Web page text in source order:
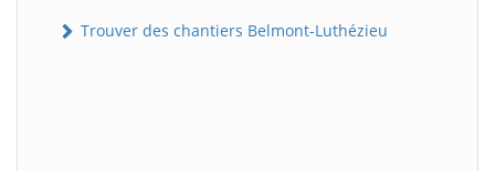
Trouver des chantiers Belmont-Luthézieu